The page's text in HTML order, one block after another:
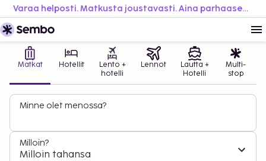
Varaa helposti. Matkusta joustavasti. Aina parhaaseen hintaan.
Matkat Hotellit
Lento +
hotelli
Lennot
Lautta +
Hotelli
Multi-
stop
Minne olet menossa?
Milloin?
Milloin tahansa